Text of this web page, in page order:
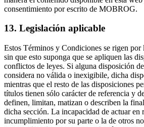
consentimiento por escrito de MOBROG.
13. Legislación aplicable
Estos Términos y Condiciones se rigen por
sin que esto suponga que se apliquen las
conflictos de leyes. Si alguna disposición
considera no válida o inexigibile, dicha
mientras que el resto de las disposiciones
títulos tienen sólo carácter de referencia y
definen, limitan, matizan o describen la
dicha sección. La incapacidad de actuar en
incumplimiento por su parte o la de otros